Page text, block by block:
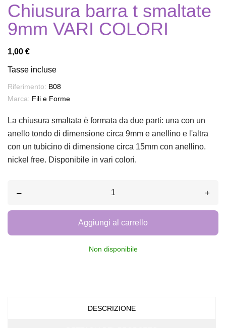
Chiusura barra t smaltate
9mm VARI COLORI
1,00 €
Tasse incluse
Riferimento: B08
Marca: Fili e Forme
La chiusura smaltata è formata da due parti: una con un
anello tondo di dimensione circa 9mm e anellino e l'altra
con un tubicino di dimensione circa 15mm con anellino.
nickel free. Disponibile in vari colori.
– +
Aggiungi al carrello
Non disponibile
DESCRIZIONE